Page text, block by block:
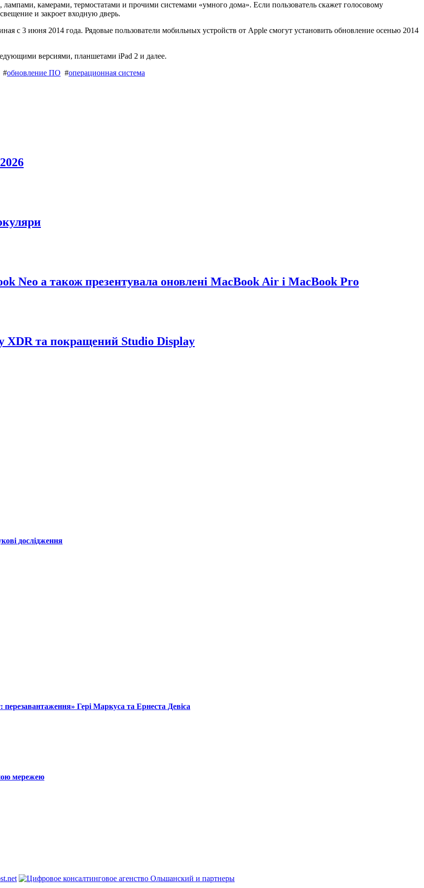
камерами, термостатами и прочими системами «умного дома». Если пользователь скажет голосовому
и закроет входную дверь.
с 3 июня 2014 года. Рядовые пользователи мобильных устройств от Apple смогут установить обновление осенью 2014
версиями, планшетами iPad 2 и далее.
#обновление ПО #операционная система
Neo а також презентувала оновлені MacBook Air і MacBook Pro
XDR та покращений Studio Display
дослідження
Гері Маркуса та Ернеста Девіса
мережею